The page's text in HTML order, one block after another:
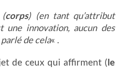
(corps) (en tant qu’attribut
une innovation, aucun des
parlé de cela« .
de ceux qui affirment (le